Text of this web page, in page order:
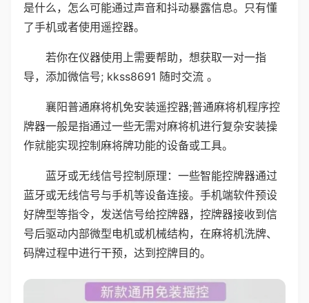
是什么，怎么可能通过声音和抖动暴露信息。只有懂
了手机或者使用遥控器。
若你在仪器使用上需要帮助，想获取一对一指
导，添加微信号; kkss8691 随时交流 。
襄阳普通麻将机免安装遥控器;普通麻将机程序控
牌器一般是指通过一些无需对麻将机进行复杂安装操
作就能实现控制麻将牌功能的设备或工具。
蓝牙或无线信号控制原理：一些智能控牌器通过
蓝牙或无线信号与手机等设备连接。手机端软件预设
好牌型等指令，发送信号给控牌器，控牌器接收到信
号后驱动内部微型电机或机械结构，在麻将机洗牌、
码牌过程中进行干预，达到控牌目的。